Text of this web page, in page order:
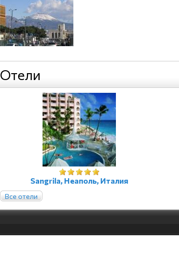
Отели
Sangrila, Неаполь, Италия
Все отели